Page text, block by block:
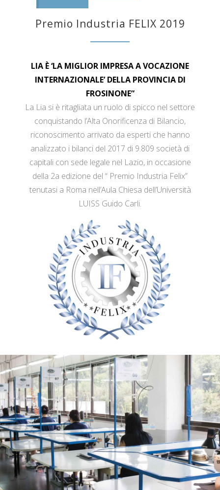
Premio Industria FELIX 2019
LIA È ‘LA MIGLIOR IMPRESA A VOCAZIONE
INTERNAZIONALE’ DELLA PROVINCIA DI
FROSINONE”
La Lia si è ritagliata un ruolo di spicco nel settore
conquistando l’Alta Onorificenza di Bilancio,
riconoscimento arrivato da esperti che hanno
analizzato i bilanci del 2017 di 9.809 società di
capitali con sede legale nel Lazio, in occasione
della 2a edizione del “ Premio Industria Felix”
tenutasi a Roma nell’Aula Chiesa dell’Università
LUISS Guido Carli.